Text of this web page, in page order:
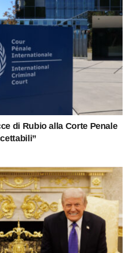
di Rubio alla Corte Penale